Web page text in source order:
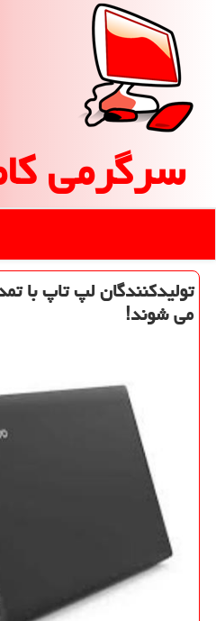
سرگرمی
تولیدكنندگان لپ تاپ با
می شوند!